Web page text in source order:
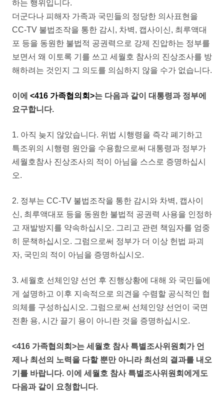
하는 행위입니다.
더군다나 피해자 가족과 국민들의 정당한 의사표현을
CC-TV 불법조작을 통한 감시, 차벽, 캡사이신, 최루액대
포 등을 동원한 불법적 공권력으로 강제 진압하는 정부를
보면서 왜 이토록 기를 쓰고 세월호 참사의 진상조사를 방
해하려는 것인지 그 의도를 의심하지 않을 수가 없습니다.
이에 <416 가족협의회>는 다음과 같이 대통령과 정부에
요구합니다.
1. 아직 늦지 않았습니다. 위법 시행령을 즉각 폐기하고
특조위의 시행령 원안을 수용함으로써 대통령과 정부가
세월호참사 진상조사의 적이 아님을 스스로 증명하십시
오.
2. 정부는 CC-TV 불법조작을 통한 감시와 차벽, 캡사이
신, 최루액대포 등을 동원한 불법적 공권력 사용을 인정하
고 재발방지를 약속하십시오. 그리고 관련 책임자를 엄중
히 문책하십시오. 그럼으로써 정부가 더 이상 헌법 파괴
자, 국민의 적이 아님을 증명하십시오.
3. 세월호 선체인양 선언 후 진행상황에 대해 와 국민들에
게 설명하고 이후 지속적으로 의견을 수렴할 공식적인 협
의체를 구성하십시오. 그럼으로써 선체인양 선언이 국면
전환 용, 시간 끌기 용이 아니란 것을 증명하십시오.
<416 가족협의회>는 세월호 참사 특별조사위원회가 언
제나 최선의 노력을 다할 뿐만 아니라 최선의 결과를 내오
기를 바랍니다. 이에 세월호 참사 특별조사위원회에게도
다음과 같이 요청합니다.